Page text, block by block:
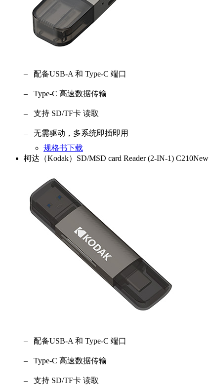
– 配备USB-A 和 Type-C 端口
– Type-C 高速数据传输
– 支持 SD/TF卡 读取
– 无需驱动，多系统即插即用
规格书下载
柯达（Kodak）SD/MSD card Reader (2-IN-1) C210New
– 配备USB-A 和 Type-C 端口
– Type-C 高速数据传输
– 支持 SD/TF卡 读取